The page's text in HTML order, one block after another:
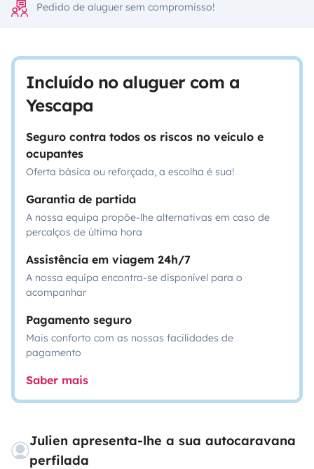
Pedido de aluguer sem compromisso!
Incluído no aluguer com a
Yescapa
Seguro contra todos os riscos no veículo e
ocupantes
Oferta básica ou reforçada, a escolha é sua!
Garantia de partida
A nossa equipa propõe-lhe alternativas em caso de
percalços de última hora
Assistência em viagem 24h/7
A nossa equipa encontra-se disponível para o
acompanhar
Pagamento seguro
Mais conforto com as nossas facilidades de
pagamento
Saber mais
Julien apresenta-lhe a sua autocaravana
perfilada